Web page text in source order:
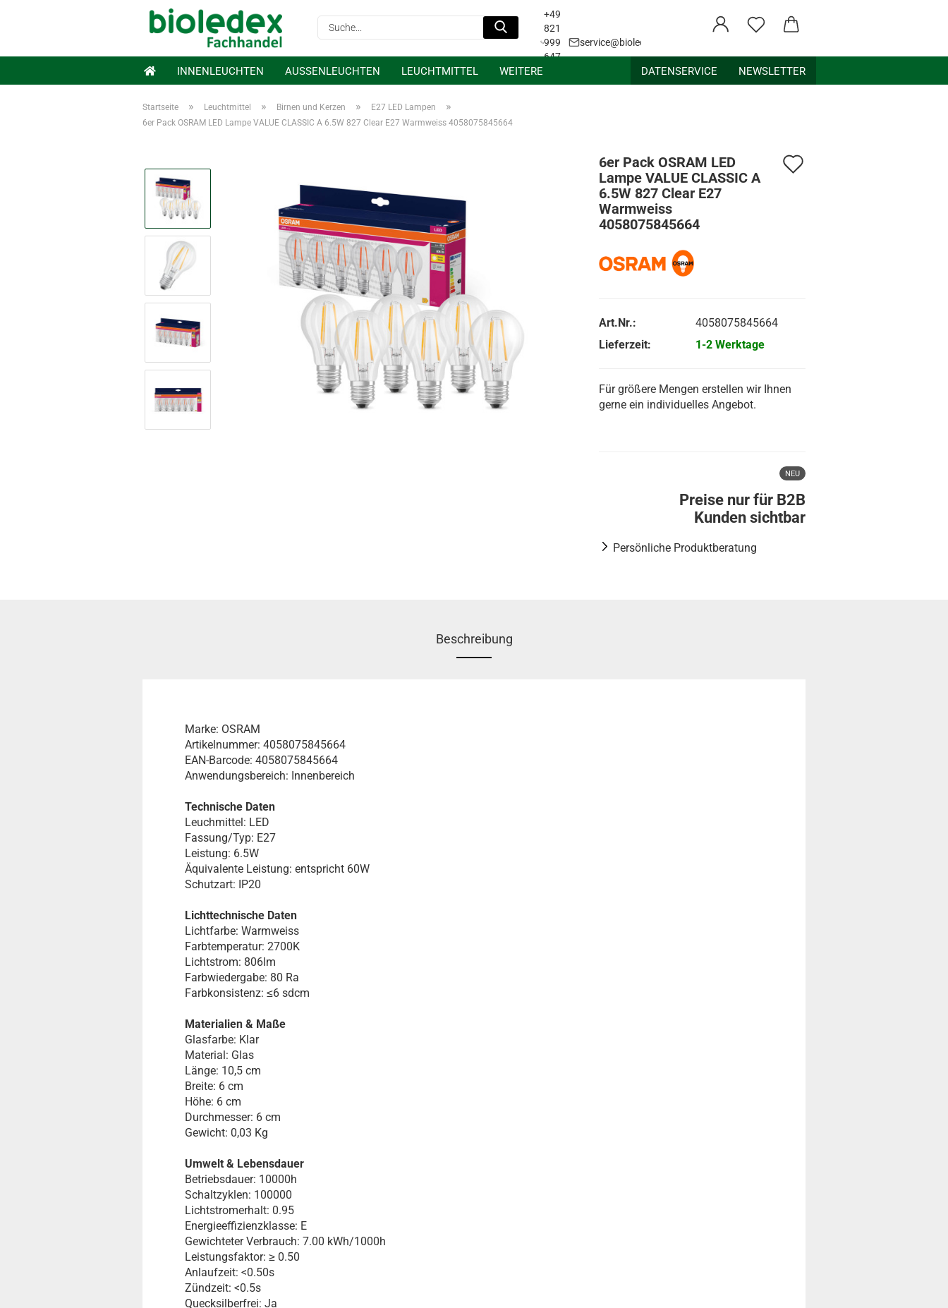
Suche...
+49
821
999
647
service@bioledex.de
INNENLEUCHTEN AUSSENLEUCHTEN LEUCHTMITTEL DATENSERVICE NEWSLETTER
WEITERE
Startseite » Leuchtmittel » Birnen und Kerzen » E27 LED Lampen »
6er Pack OSRAM LED Lampe VALUE CLASSIC A 6.5W 827 Clear E27 Warmweiss 4058075845664
6er Pack OSRAM LED
Lampe VALUE CLASSIC A
6.5W 827 Clear E27
Warmweiss
4058075845664
Art.Nr.:
4058075845664
Lieferzeit:
1-2 Werktage
Für größere Mengen erstellen wir Ihnen
gerne ein individuelles Angebot.
NEU
Preise nur für B2B
Kunden sichtbar
Persönliche Produktberatung
Beschreibung
Marke: OSRAM
Artikelnummer: 4058075845664
EAN-Barcode: 4058075845664
Anwendungsbereich: Innenbereich
Technische Daten
Leuchmittel: LED
Fassung/Typ: E27
Leistung: 6.5W
Äquivalente Leistung: entspricht 60W
Schutzart: IP20
Lichttechnische Daten
Lichtfarbe: Warmweiss
Farbtemperatur: 2700K
Lichtstrom: 806lm
Farbwiedergabe: 80 Ra
Farbkonsistenz: ≤6 sdcm
Materialien & Maße
Glasfarbe: Klar
Material: Glas
Länge: 10,5 cm
Breite: 6 cm
Höhe: 6 cm
Durchmesser: 6 cm
Gewicht: 0,03 Kg
Umwelt & Lebensdauer
Betriebsdauer: 10000h
Schaltzyklen: 100000
Lichtstromerhalt: 0.95
Energieeffizienzklasse: E
Gewichteter Verbrauch: 7.00 kWh/1000h
Leistungsfaktor: ≥ 0.50
Anlaufzeit: <0.50s
Zündzeit: <0.5s
Quecksilberfrei: Ja